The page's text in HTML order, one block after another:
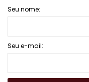
Seu nome:
Seu e-mail: